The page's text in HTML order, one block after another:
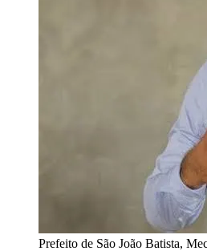
Prefeito de São João Batista,